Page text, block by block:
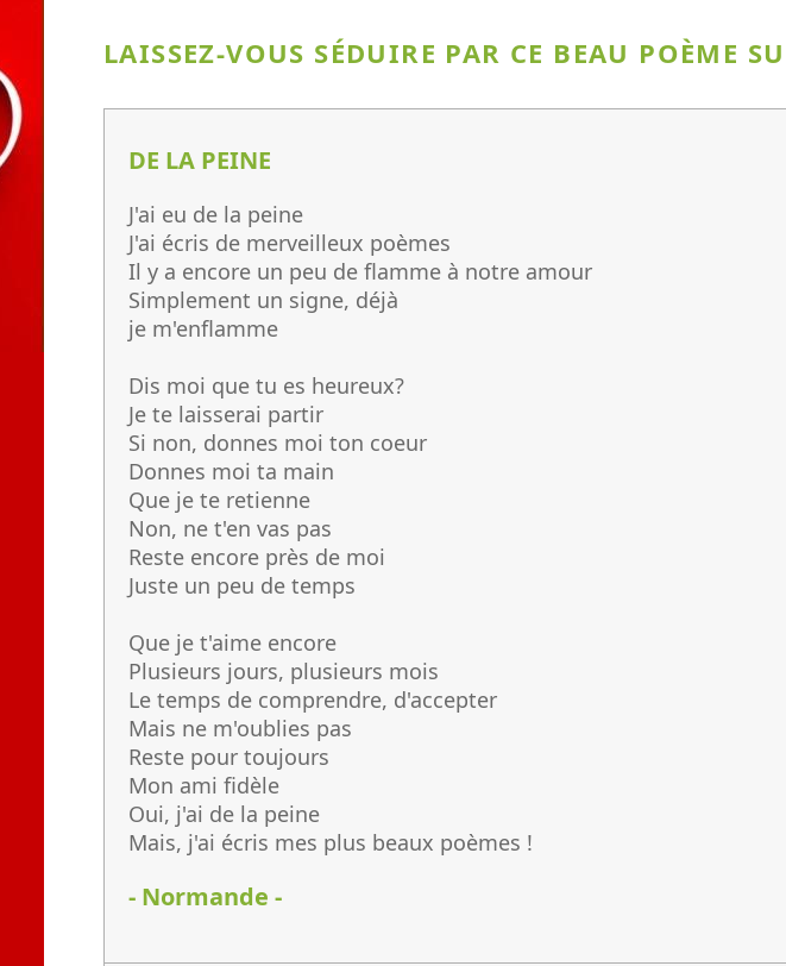
LAISSEZ-VOUS SÉDUIRE PAR CE BEAU POÈME
DE LA PEINE
J'ai eu de la peine
J'ai écris de merveilleux poèmes
Il y a encore un peu de flamme à notre amour
Simplement un signe, déjà
je m'enflamme
Dis moi que tu es heureux?
Je te laisserai partir
Si non, donnes moi ton coeur
Donnes moi ta main
Que je te retienne
Non, ne t'en vas pas
Reste encore près de moi
Juste un peu de temps
Que je t'aime encore
Plusieurs jours, plusieurs mois
Le temps de comprendre, d'accepter
Mais ne m'oublies pas
Reste pour toujours
Mon ami fidèle
Oui, j'ai de la peine
Mais, j'ai écris mes plus beaux poèmes !
- Normande -